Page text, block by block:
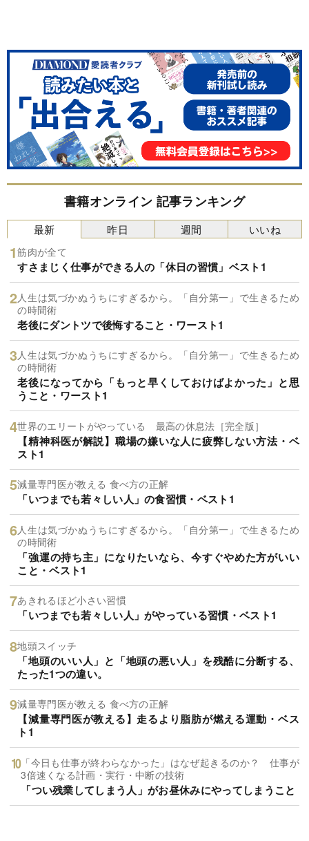
書籍オンライン 記事ランキング
最新
筋肉が全て
すさまじく仕事ができる人の「休日の習慣」ベスト1
人生は気づかぬうちにすぎるから。「自分第一」で生きるため
の時間術
老後にダントツで後悔すること・ワースト1
人生は気づかぬうちにすぎるから。「自分第一」で生きるため
の時間術
老後になってから「もっと早くしておけばよかった」と思
うこと・ワースト1
世界のエリートがやっている 最高の休息法［完全版］
【精神科医が解説】職場の嫌いな人に疲弊しない方法・ベ
スト1
減量専門医が教える 食べ方の正解
「いつまでも若々しい人」の食習慣・ベスト1
人生は気づかぬうちにすぎるから。「自分第一」で生きるため
の時間術
「強運の持ち主」になりたいなら、今すぐやめた方がいい
こと・ベスト1
あきれるほど小さい習慣
「いつまでも若々しい人」がやっている習慣・ベスト1
地頭スイッチ
「地頭のいい人」と「地頭の悪い人」を残酷に分断する、
たった1つの違い。
減量専門医が教える 食べ方の正解
【減量専門医が教える】走るより脂肪が燃える運動・ベス
ト1
「今日も仕事が終わらなかった」はなぜ起きるのか？ 仕事が
3倍速くなる計画・実行・中断の技術
「つい残業してしまう人」がお昼休みにやってしまうこと
昨日 週間 いいね